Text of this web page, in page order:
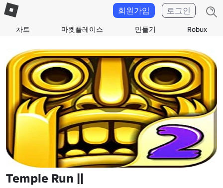
차트 마켓플레이스 만들기 Robux
회원가입 로그인
Temple Run ||